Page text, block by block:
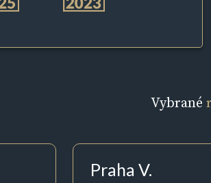
Vybrané
Praha V.